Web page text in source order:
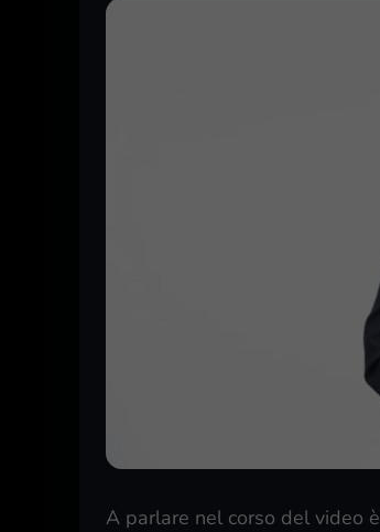
A parlare nel corso del video è